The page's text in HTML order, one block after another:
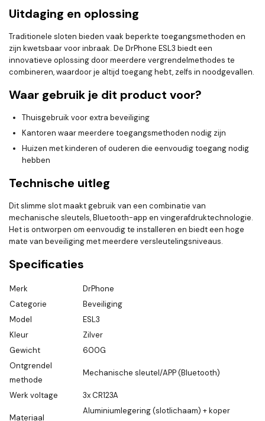
Uitdaging en oplossing
Traditionele sloten bieden vaak beperkte toegangsmethoden en
zijn kwetsbaar voor inbraak. De DrPhone ESL3 biedt een
innovatieve oplossing door meerdere vergrendelmethodes te
combineren, waardoor je altijd toegang hebt, zelfs in noodgevallen.
Waar gebruik je dit product voor?
Thuisgebruik voor extra beveiliging
Kantoren waar meerdere toegangsmethoden nodig zijn
Huizen met kinderen of ouderen die eenvoudig toegang nodig
hebben
Technische uitleg
Dit slimme slot maakt gebruik van een combinatie van
mechanische sleutels, Bluetooth-app en vingerafdruktechnologie.
Het is ontworpen om eenvoudig te installeren en biedt een hoge
mate van beveiliging met meerdere versleutelingsniveaus.
Specificaties
Merk
DrPhone
Categorie
Beveiliging
Model
ESL3
Kleur
Zilver
Gewicht
600G
Ontgrendel
methode
Mechanische sleutel/APP (Bluetooth)
Werk voltage 3x CR123A
Materiaal
Aluminiumlegering (slotlichaam) + koper